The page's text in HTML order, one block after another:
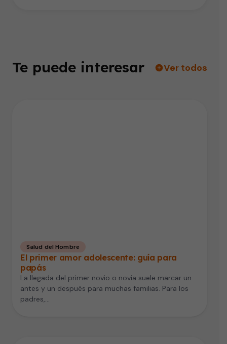
Te puede interesar Ver todos
Salud del Hombre
El primer amor adolescente: guía para
papás
La llegada del primer novio o novia suele marcar un
antes y un después para muchas familias. Para los
padres,…